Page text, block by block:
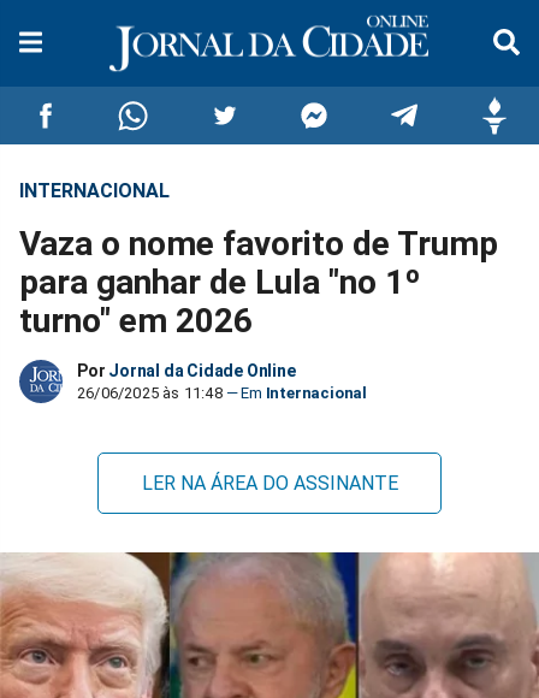
Compartilhar
no
Facebook
Compartilhar
no
Whatsapp
no
Twitter
no
no
no
INTERNACIONAL
Vaza o nome favorito de Trump
para ganhar de Lula "no 1º
turno" em 2026
Por Jornal da Cidade Online
26/06/2025 às 11:48 Internacional
LER NA ÁREA DO ASSINANTE